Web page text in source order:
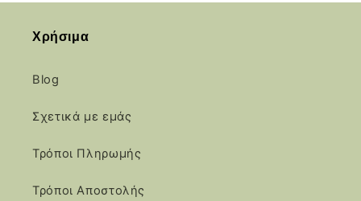
Χρήσιμα
Blog
Σχετικά με εμάς
Τρόποι Πληρωμής
Τρόποι Αποστολής